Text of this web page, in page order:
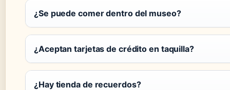
¿Se puede comer dentro del museo?
¿Aceptan tarjetas de crédito en taquilla?
¿Hay tienda de recuerdos?